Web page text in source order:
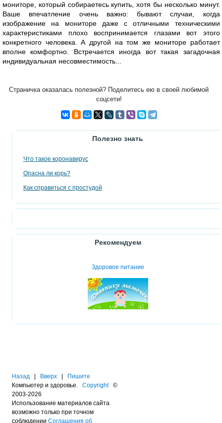
мониторе, который собираетесь купить, хотя бы несколько минут.
Ваше впечатление очень важно: бывают случаи, когда
изображение на мониторе даже с отличными техническими
характеристиками плохо воспринимается глазами вот этого
конкретного человека. А другой на том же мониторе работает
вполне комфортно. Встречается иногда вот такая загадочная
индивидуальная несовместимость...
Страничка оказалась полезной? Поделитесь ею в своей любимой
соцсети!
Полезно знать
Что такое коронавирус
Опасна ли корь?
Как справиться с простудой
Рекомендуем
Здоровое питание
Назад Вверх
Пишите
Компьютер и здоровье. Copyright©
2003-2026
Использование материалов сайта
возможно только при точном
соблюдении Соглашения об